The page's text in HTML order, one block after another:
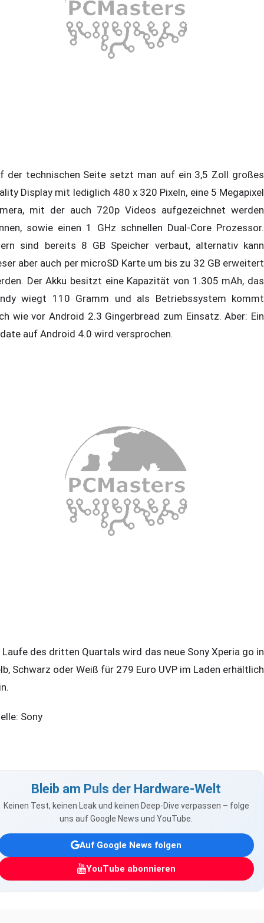
der technischen Seite setzt man auf ein 3,5 Zoll großes
Display mit lediglich 480 x 320 Pixeln, eine 5 Megapixel
mit der auch 720p Videos aufgezeichnet werden
sowie einen 1 GHz schnellen Dual-Core Prozessor.
sind bereits 8 GB Speicher verbaut, alternativ kann
aber auch per microSD Karte um bis zu 32 GB erweitert
Der Akku besitzt eine Kapazität von 1.305 mAh, das
wiegt 110 Gramm und als Betriebssystem kommt
wie vor Android 2.3 Gingerbread zum Einsatz. Aber: Ein
auf Android 4.0 wird versprochen.
des dritten Quartals wird das neue Sony Xperia go in
Schwarz oder Weiß für 279 Euro UVP im Laden erhältlich
Sony
Bleib am Puls der Hardware-Welt
Keinen Test, keinen Leak und keinen Deep-Dive verpassen – folge
uns auf Google News und YouTube.
Auf Google News folgen
YouTube abonnieren